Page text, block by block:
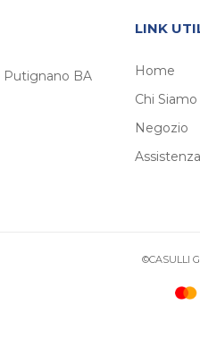
Putignano BA
LINK
Home
Chi Siamo
Negozio
©CASULLI